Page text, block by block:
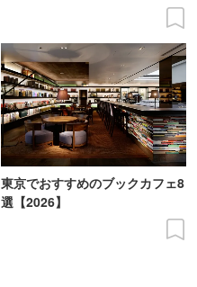
東京でおすすめのブックカフェ8
選【2026】